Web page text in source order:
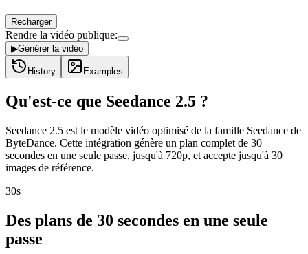
Recharger
Rendre la vidéo publique:
▶Générer la vidéo
History Examples
Qu'est-ce que Seedance 2.5 ?
Seedance 2.5 est le modèle vidéo optimisé de la famille Seedance de
ByteDance. Cette intégration génère un plan complet de 30
secondes en une seule passe, jusqu'à 720p, et accepte jusqu'à 30
images de référence.
30s
Des plans de 30 secondes en une seule
passe